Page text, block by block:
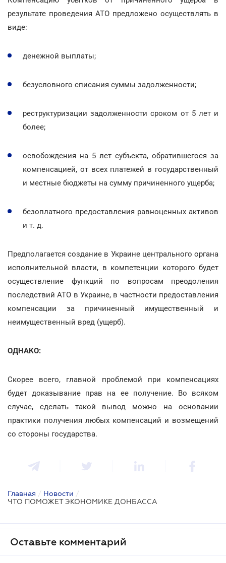
результате проведения АТО предложено осуществлять в
виде:
денежной выплаты;
безусловного списания суммы задолженности;
реструктуризации задолженности сроком от 5 лет и
более;
освобождения на 5 лет субъекта, обратившегося за
компенсацией, от всех платежей в государственный
и местные бюджеты на сумму причиненного ущерба;
безоплатного предоставления равноценных активов
и т. д.
Предполагается создание в Украине центрального органа
исполнительной власти, в компетенции которого будет
осуществление функций по вопросам преодоления
последствий АТО в Украине, в частности предоставления
компенсации за причиненный имущественный и
неимущественный вред (ущерб).
ОДНАКО:
Скорее всего, главной проблемой при компенсациях
будет доказывание прав на ее получение. Во всяком
случае, сделать такой вывод можно на основании
практики получения любых компенсаций и возмещений
со стороны государства.
Главная / Новости /
ЧТО ПОМОЖЕТ ЭКОНОМИКЕ ДОНБАССА
Оставьте комментарий